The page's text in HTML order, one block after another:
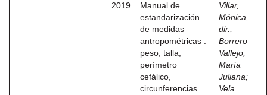
2019
Manual de
estandarización
de medidas
antropométricas :
peso, talla,
perímetro
cefálico,
circunferencias
Villar,
Mónica,
dir. ;
Borrero
Vallejo,
María
Juliana;
Vela